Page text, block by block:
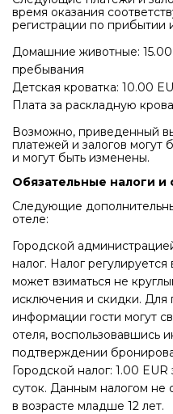
время оказания
регистрации по прибытии
Домашние животные: 15.00
пребывания
Детская кроватка: 10.00
Плата за раскладную
Возможно, приведенный
платежей и залогов могут
и могут быть изменены.
Обязательные налоги и
Следующие
отеле:
Городской
налог. Налог
может взиматься не
исключения и скидки. Для
информации гости могут
отеля, воспользовавшись
подтверждении
Городской налог: 1.00 EUR
суток. Данным налогом не
в возрасте младше 12 лет.